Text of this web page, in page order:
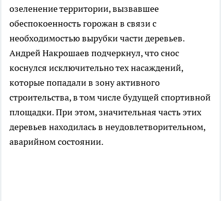
озеленение территории, вызвавшее
обеспокоенность горожан в связи с
необходимостью вырубки части деревьев.
Андрей Накрошаев подчеркнул, что снос
коснулся исключительно тех насаждений,
которые попадали в зону активного
строительства, в том числе будущей спортивной
площадки. При этом, значительная часть этих
деревьев находилась в неудовлетворительном,
аварийном состоянии.